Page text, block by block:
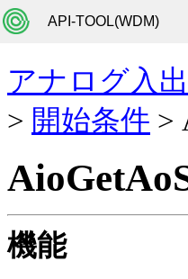
API-TOOL(WDM)
アナログ入
> 開始条件 >
機能